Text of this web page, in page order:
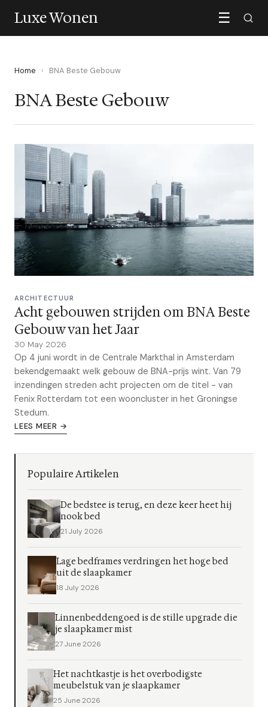
Luxe Wonen ☰
Home › BNA Beste Gebouw
BNA Beste Gebouw
ARCHITECTUUR
Acht gebouwen strijden om BNA Beste
Gebouw van het Jaar
30 May 2026
Op 4 juni wordt in de Centrale Markthal in Amsterdam
bekendgemaakt welk gebouw de BNA-prijs wint. Van 79
inzendingen streden acht projecten om de titel - van
Fenix Rotterdam tot een wooncluster in het Groningse
Stedum.
LEES MEER →
Populaire Artikelen
De bedstee is terug, en deze keer heet hij
nook bed
21 July 2026
Lage bedframes verdringen het hoge bed
uit de slaapkamer
18 July 2026
Linnenbeddengoed is de stille upgrade die
je slaapkamer mist
27 June 2026
Het nachtkastje is het overbodigste
meubelstuk van je slaapkamer
25 June 2026